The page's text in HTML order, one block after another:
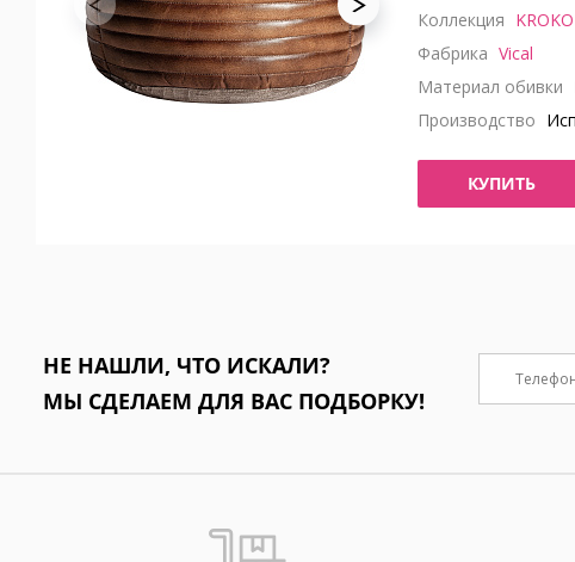
Коллекция
Фабрика Vical
Материал обивки
Производство
КУПИТЬ
НЕ НАШЛИ, ЧТО ИСКАЛИ?
МЫ СДЕЛАЕМ ДЛЯ ВАС ПОДБОРКУ!